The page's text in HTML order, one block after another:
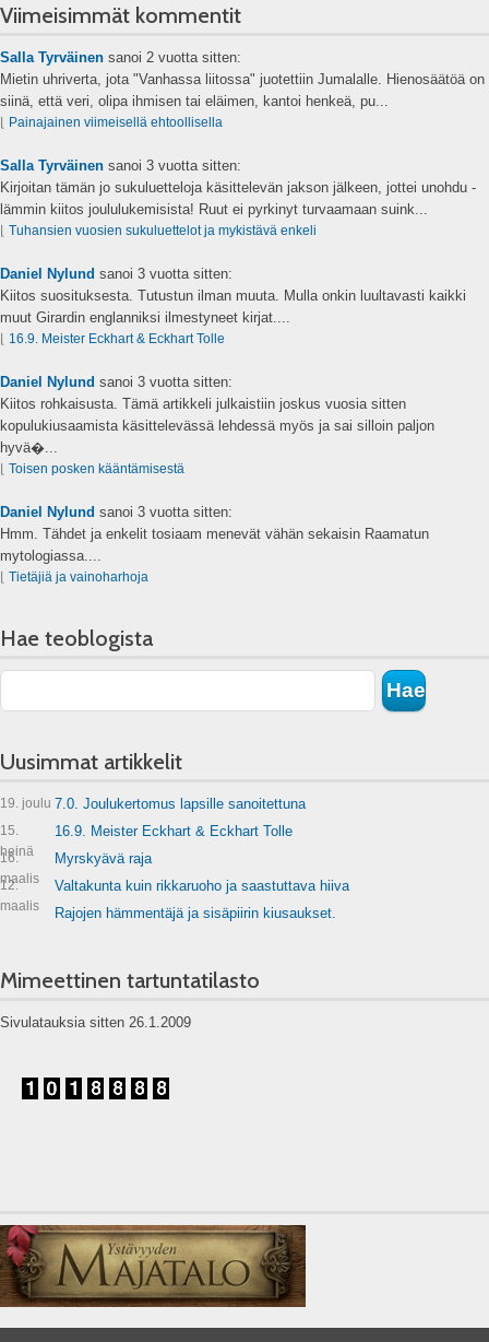
Viimeisimmät kommentit
Salla Tyrväinen sanoi 2 vuotta sitten:
Mietin uhriverta, jota "Vanhassa liitossa" juotettiin Jumalalle. Hienosäätöä on
siinä, että veri, olipa ihmisen tai eläimen, kantoi henkeä, pu...
⌊ Painajainen viimeisellä ehtoollisella
Salla Tyrväinen sanoi 3 vuotta sitten:
Kirjoitan tämän jo sukuluetteloja käsittelevän jakson jälkeen, jottei unohdu -
lämmin kiitos joululukemisista! Ruut ei pyrkinyt turvaamaan suink...
⌊ Tuhansien vuosien sukuluettelot ja mykistävä enkeli
Daniel Nylund sanoi 3 vuotta sitten:
Kiitos suosituksesta. Tutustun ilman muuta. Mulla onkin luultavasti kaikki
muut Girardin englanniksi ilmestyneet kirjat....
⌊ 16.9. Meister Eckhart & Eckhart Tolle
Daniel Nylund sanoi 3 vuotta sitten:
Kiitos rohkaisusta. Tämä artikkeli julkaistiin joskus vuosia sitten
kopulukiusaamista käsittelevässä lehdessä myös ja sai silloin paljon
hyvä�...
⌊ Toisen posken kääntämisestä
Daniel Nylund sanoi 3 vuotta sitten:
Hmm. Tähdet ja enkelit tosiaam menevät vähän sekaisin Raamatun
mytologiassa....
⌊ Tietäjiä ja vainoharhoja
Hae teoblogista
Uusimmat artikkelit
19. joulu 7.0. Joulukertomus lapsille sanoitettuna
15.
heinä
16.9. Meister Eckhart & Eckhart Tolle
16.
maalis
Myrskyävä raja
12.
maalis
Valtakunta kuin rikkaruoho ja saastuttava hiiva
Rajojen hämmentäjä ja sisäpiirin kiusaukset.
Mimeettinen tartuntatilasto
Sivulatauksia sitten 26.1.2009